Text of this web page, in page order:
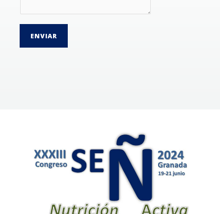
ENVIAR